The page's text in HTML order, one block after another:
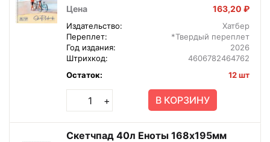
Цена 163,20 ₽
Издательство:
Хатбер
Переплет:
*Твердый переплет
Год издания:
2026
Штрихкод:
4606782464762
Остаток:
12 шт
+ В КОРЗИНУ
Скетчпад 40л Еноты 168х195мм